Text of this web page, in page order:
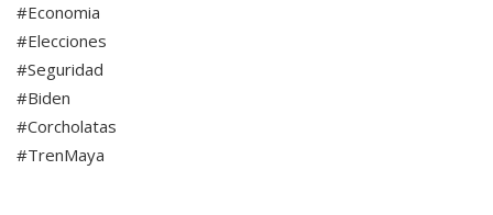
#Economia
#Elecciones
#Seguridad
#Biden
#Corcholatas
#TrenMaya